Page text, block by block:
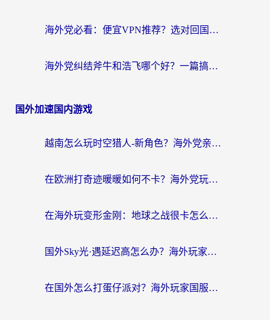
海外党必看：便宜VPN推荐？选对回国加速器才能无缝刷国内剧玩国服
海外党纠结斧牛和浩飞哪个好？一篇搞定回国加速器选择+无缝访问国内资源指南
国外加速国内游戏
越南怎么玩时空猎人-新角色？海外党亲测有效的国服游戏加速指南
在欧洲打奇迹暖暖如何不卡？海外党玩国服游戏的终极加速攻略
在海外玩变形金刚：地球之战很卡怎么办？老玩家亲测的加速器指南，解决卡顿烦恼
国外Sky光·遇延迟高怎么办？海外玩家国服游戏加速终极指南（附实测技巧）
在国外怎么打蛋仔派对？海外玩家国服游戏加速避坑指南（附实测推荐）